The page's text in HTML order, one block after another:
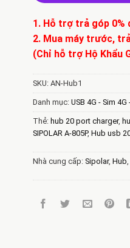
1. Hỗ trợ trả góp 0%
2. Mua máy trước,
(Chỉ hỗ trợ Hộ Khẩu
SKU: AN-Hub1
Danh mục: USB 4G - Sim
Thẻ: hub 20 port charger,
SIPOLAR A-805P, Hub usb
Nhà cung cấp: Sipolar, Hub,